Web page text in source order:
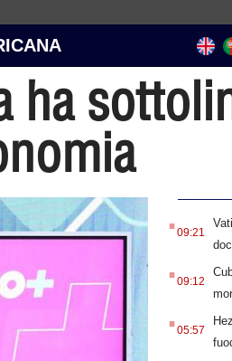
ha
.09:21
.09:12
.05:57